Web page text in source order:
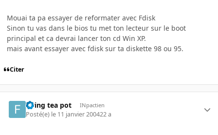
Mouai ta pa essayer de reformater avec Fdisk
Sinon tu vas dans le bios tu met ton lecteur sur le boot
principal et ca devrai lancer ton cd Win XP.
mais avant essayer avec fdisk sur ta diskette 98 ou 95.
Citer
flying tea pot INpactien
Posté(e) le 11 janvier 200422 a